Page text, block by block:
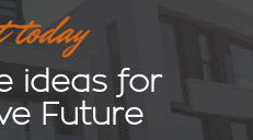
ideas for
Future